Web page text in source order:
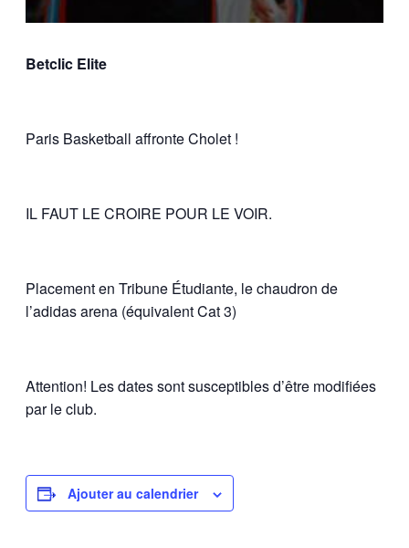
Betclic Elite
Paris Basketball affronte Cholet !
IL FAUT LE CROIRE POUR LE VOIR.
Placement en Tribune Étudiante, le chaudron de
l’adidas arena (équivalent Cat 3)
Attention! Les dates sont susceptibles d’être modifiées
par le club.
Ajouter au calendrier